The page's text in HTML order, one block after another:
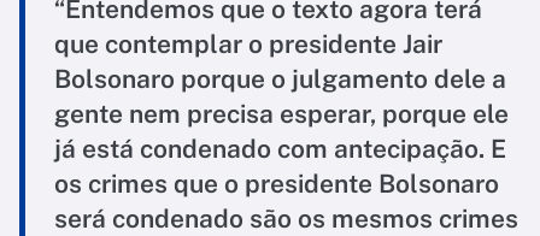
“Entendemos que o texto agora terá
que contemplar o presidente Jair
Bolsonaro porque o julgamento dele a
gente nem precisa esperar, porque ele
já está condenado com antecipação. E
os crimes que o presidente Bolsonaro
será condenado são os mesmos crimes